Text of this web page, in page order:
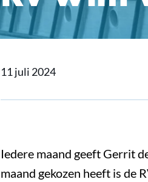
11 juli 2024
Iedere maand geeft Gerrit
maand gekozen heeft is de